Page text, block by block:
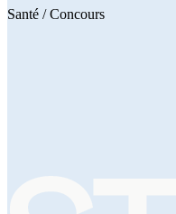
Santé / Concours